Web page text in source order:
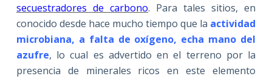
secuestradores de carbono. Para tales sitios, en
conocido desde hace mucho tiempo que la actividad
microbiana, a falta de oxígeno, echa mano del
azufre, lo cual es advertido en el terreno por la
presencia de minerales ricos en este elemento